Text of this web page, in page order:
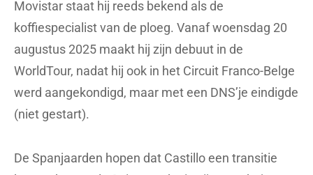
Movistar staat hij reeds bekend als de
koffiespecialist van de ploeg. Vanaf woensdag 20
augustus 2025 maakt hij zijn debuut in de
WorldTour, nadat hij ook in het Circuit Franco-Belge
werd aangekondigd, maar met een DNS’je eindigde
(niet gestart).
De Spanjaarden hopen dat Castillo een transitie